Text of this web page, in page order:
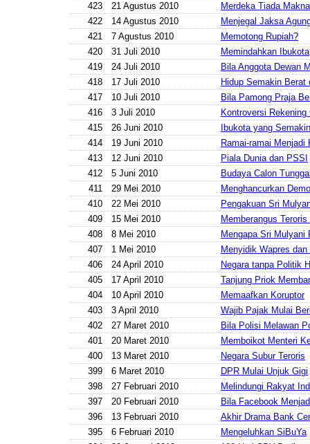
423
21 Agustus 2010
Merdeka Tiada Makna
422
14 Agustus 2010
Menjegal Jaksa
421
7 Agustus 2010
Memotong Rupiah?
420
31 Juli 2010
Memindahkan Ibukota
419
24 Juli 2010
Bila Anggota Dewan
418
17 Juli 2010
Hidup Semakin Berat
417
10 Juli 2010
Bila Pamong Praja
416
3 Juli 2010
Kontroversi Rekening
415
26 Juni 2010
Ibukota yang
414
19 Juni 2010
Ramai-ramai Menjadi
413
12 Juni 2010
Piala Dunia dan PSSI
412
5 Juni 2010
Budaya Calon
411
29 Mei 2010
Menghancurkan
410
22 Mei 2010
Pengakuan Sri
409
15 Mei 2010
Memberangus
408
8 Mei 2010
Mengapa Sri Mulyani
407
1 Mei 2010
Menyidik Wapres dan
406
24 April 2010
Negara tanpa Politik
405
17 April 2010
Tanjung Priok
404
10 April 2010
Memaafkan Koruptor
403
3 April 2010
Wajib Pajak Mulai
402
27 Maret 2010
Bila Polisi Melawan
401
20 Maret 2010
Memboikot Menteri
400
13 Maret 2010
Negara Subur Teroris
399
6 Maret 2010
DPR Mulai Unjuk Gigi
398
27 Februari 2010
Melindungi Rakyat
397
20 Februari 2010
Bila Facebook
396
13 Februari 2010
Akhir Drama Bank
395
6 Februari 2010
Mengeluhkan SiBuYa